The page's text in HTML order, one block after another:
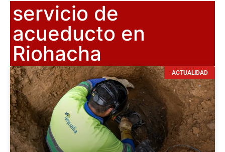
servicio de
acueducto en
Riohacha
ACTUALIDAD